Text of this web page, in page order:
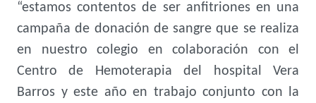
“estamos contentos de ser anfitriones en una
campaña de donación de sangre que se realiza
en nuestro colegio en colaboración con el
Centro de Hemoterapia del hospital Vera
Barros y este año en trabajo conjunto con la